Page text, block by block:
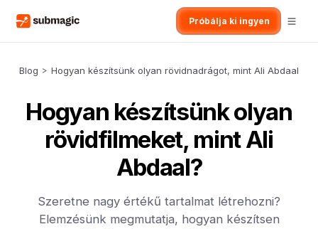
Próbálja ki ingyen
Blog > Hogyan készítsünk olyan rövidnadrágot, mint Ali Abdaal
Hogyan készítsünk olyan
rövidfilmeket, mint Ali
Abdaal?
Szeretne nagy értékű tartalmat létrehozni?
Elemzésünk megmutatja, hogyan készítsen